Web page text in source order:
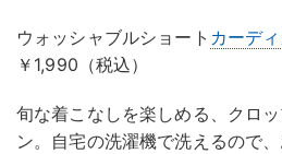
ウォッシャブルショート カーデ
￥1,990（税込）
旬な着こなしを楽しめる、クロ
ン。自宅の洗濯機で洗えるので